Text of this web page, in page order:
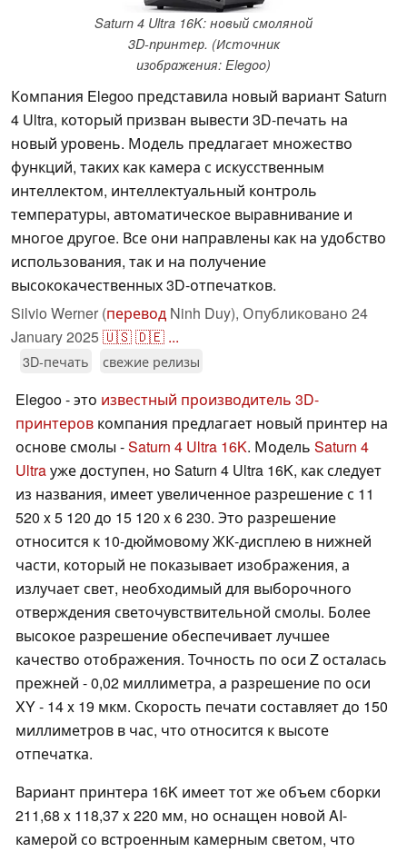
Saturn 4 Ultra 16K: новый смоляной
3D-принтер. (Источник
изображения: Elegoo)
Компания Elegoo представила новый вариант Saturn
4 Ultra, который призван вывести 3D-печать на
новый уровень. Модель предлагает множество
функций, таких как камера с искусственным
интеллектом, интеллектуальный контроль
температуры, автоматическое выравнивание и
многое другое. Все они направлены как на удобство
использования, так и на получение
высококачественных 3D-отпечатков.
Silvio Werner (перевод Ninh Duy), Опубликовано 24
January 2025🇺🇸🇩🇪 ...
3D-печать свежие релизы
Elegoo - это известный производитель 3D-
принтеров компания предлагает новый принтер на
основе смолы -Saturn 4 Ultra 16K. Модель Saturn 4
Ultraуже доступен, но Saturn 4 Ultra 16K, как следует
из названия, имеет увеличенное разрешение с 11
520 x 5 120 до 15 120 x 6 230. Это разрешение
относится к 10-дюймовому ЖК-дисплею в нижней
части, который не показывает изображения, а
излучает свет, необходимый для выборочного
отверждения светочувствительной смолы. Более
высокое разрешение обеспечивает лучшее
качество отображения. Точность по оси Z осталась
прежней - 0,02 миллиметра, а разрешение по оси
XY - 14 x 19 мкм. Скорость печати составляет до 150
миллиметров в час, что относится к высоте
отпечатка.
Вариант принтера 16K имеет тот же объем сборки
211,68 x 118,37 x 220 мм, но оснащен новой AI-
камерой со встроенным камерным светом, что